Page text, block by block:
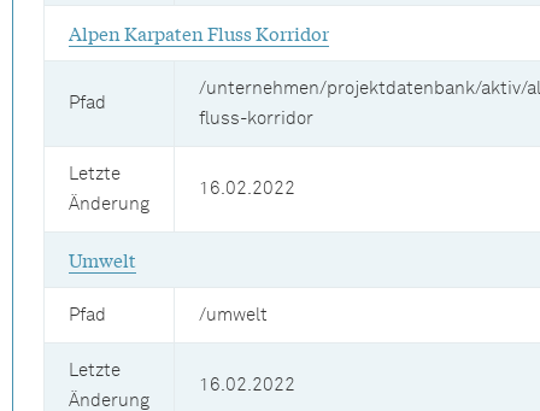
Alpen Karpaten Fluss Korridor
Pfad
/unternehmen/projektdatenbank/aktiv/
fluss-korridor
Letzte
Änderung
16.02.2022
Umwelt
Pfad /umwelt
Letzte
Änderung
16.02.2022